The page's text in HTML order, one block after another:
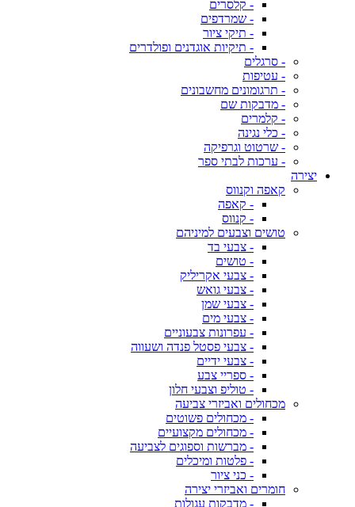
- קלסרים
- שמרדפים
- תיקי ציור
- תיקיות אוגדנים ופולדרים
- סרגלים
- עטיפות
- תרגומונים מחשבונים
- מדבקות שם
- קלמרים
- כלי נגינה
- שרטוט וגרפיקה
- ערכות לבתי ספר
יצירה
קאפה וקנווס
- קאפה
- קנווס
טושים וצבעים למיניהם
- צבעי בד
- טושים
- צבעי אקריליק
- צבעי גואש
- צבעי שמן
- צבעי מים
- עפרונות צבעוניים
- צבעי פסטל פנדה ושעווה
- צבעי ידיים
- ספריי צבע
- טוליפ וצבעי חלון
מכחולים ואביזרי צביעה
- מכחולים פשוטים
- מכחולים מקצועיים
- מברשות וספוגים לצביעה
- פלטות ומיכלים
- כני ציור
חומרים ואביזרי יצירה
- מדבקות עגולות